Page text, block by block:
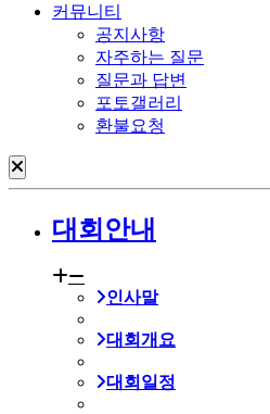
커뮤니티
공지사항
자주하는 질문
질문과 답변
포토갤러리
환불요청
대회안내
인사말
대회개요
대회일정